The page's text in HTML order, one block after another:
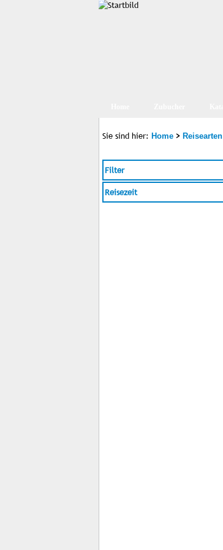
Sie sind hier: Home > Reisearten
Filter
Reisezeit